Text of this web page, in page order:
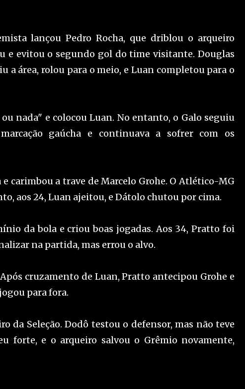
lançou Pedro Rocha, que driblou o arqueiro
e evitou o segundo gol do time visitante. Douglas
a área, rolou para o meio, e Luan completou para o
nada" e colocou Luan. No entanto, o Galo seguiu
gaúcha e continuava a sofrer com os
carimbou a trave de Marcelo Grohe. O Atlético-MG
aos 24, Luan ajeitou, e Dátolo chutou por cima.
da bola e criou boas jogadas. Aos 34, Pratto foi
na partida, mas errou o alvo.
cruzamento de Luan, Pratto antecipou Grohe e
para fora.
da Seleção. Dodô testou o defensor, mas não teve
forte, e o arqueiro salvou o Grêmio novamente,